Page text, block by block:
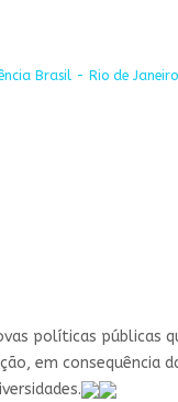
Brasil - Rio de Janeiro
políticas públicas
em consequência